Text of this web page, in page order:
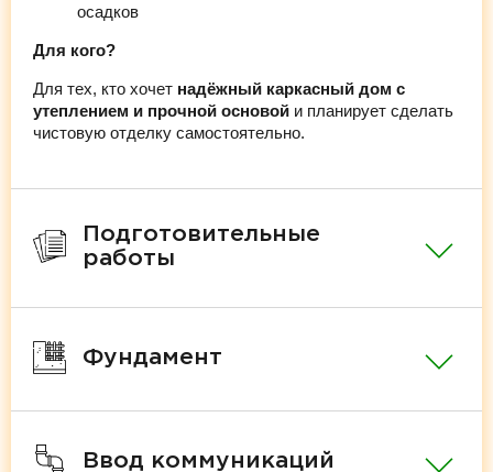
осадков
Для кого?
Для тех, кто хочет надёжный каркасный дом с
утеплением и прочной основой и планирует сделать
чистовую отделку самостоятельно.
Подготовительные
работы
Фундамент
Ввод коммуникаций